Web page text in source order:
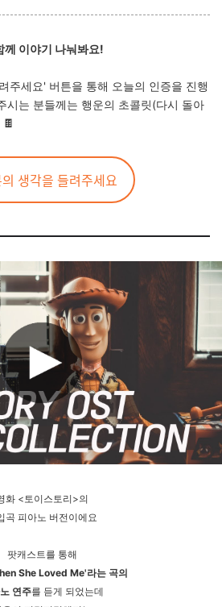
께 이야기 나눠봐요!
주세요' 버튼을 통해 오늘의 인증을 진행
시는 분들께는 행운의 초콜릿(다시 돌아
생각을 들려주세요
화 <토이스토리>의
곡 피아노 버전이에요
팟캐스트를 통해
She Loved Me'라는 곡의
연주를 듣게 되었는데